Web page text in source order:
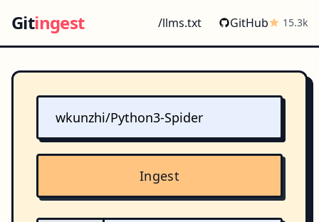
Gitingest /llms.txt GitHub 15.3k
Ingest